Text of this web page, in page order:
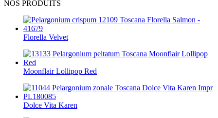
NOS PRODUITS
Florella Velvet
Moonflair Lollipop Red
Dolce Vita Karen